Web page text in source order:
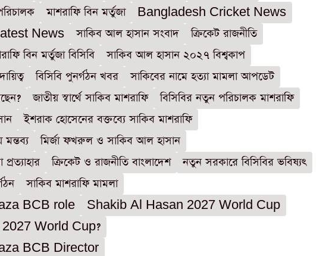
মাশরাফি বিন মর্তুজা
Bangladesh Cricket News
News
সাকিব আল হাসান সংবাদ
ক্রিকেট রাজনীতি
বিন মর্তুজা বিসিবি
সাকিব আল হাসান ২০২৭ বিশ্বকাপ
বিসিবি পুনর্গঠন খবর
সাকিবের নামে হত্যা মামলা আপডেট
জাতীয় স্বার্থে সাকিব মাশরাফি
বিসিবির নতুন পরিচালক মাশরাফি
ইশরাক হোসেনের বক্তব্যে সাকিব মাশরাফি
মির্জা ফখরুল ও সাকিব আল হাসান
ক্রিকেট ও রাজনীতি বাংলাদেশ
নতুন সরকারে বিসিবির ভবিষ্যৎ
সাকিব মাশরাফি মামলা
BCB role
Shakib Al Hasan 2027 World Cup
World Cup?
BCB Director